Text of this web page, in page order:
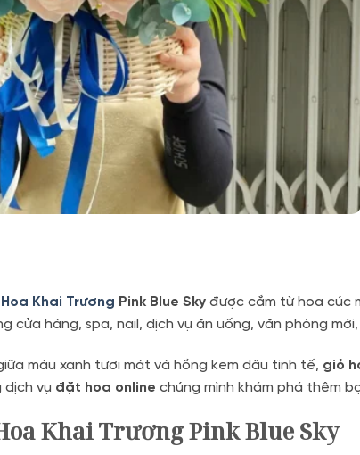
Khai Trương Pink Blue Sky được cắm từ hoa cúc
cửa hàng, spa, nail, dịch vụ ăn uống, văn phòng
màu xanh tươi mát và hồng kem dâu tinh tế, giỏ
dịch vụ đặt hoa online chúng mình khám phá thêm
Khai Trương Pink Blue Sky